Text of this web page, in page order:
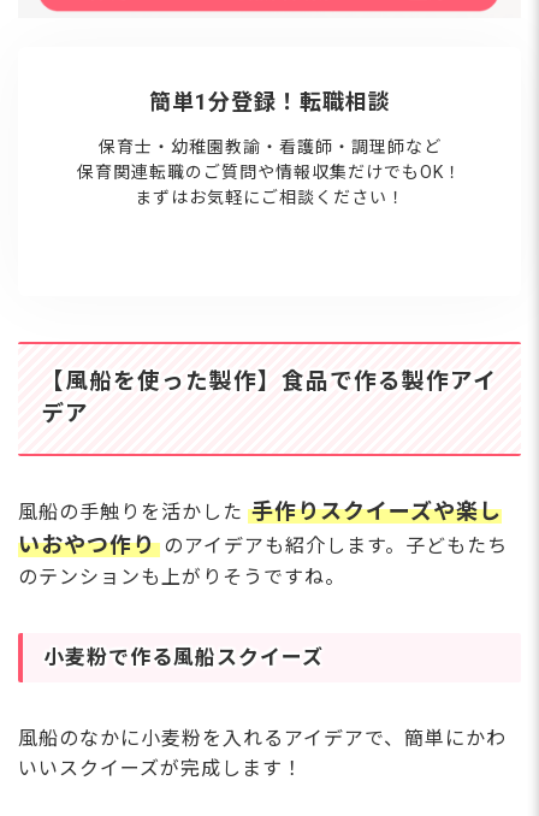
簡単1分登録！転職相談
保育士・幼稚園教諭・看護師・調理師など
保育関連転職のご質問や情報収集だけでもOK！
まずはお気軽にご相談ください！
【風船を使った製作】食品で作る製作アイ
デア
風船の手触りを活かした 手作りスクイーズや楽し
いおやつ作り のアイデアも紹介します。子どもたち
のテンションも上がりそうですね。
小麦粉で作る風船スクイーズ
風船のなかに小麦粉を入れるアイデアで、簡単にかわ
いいスクイーズが完成します！